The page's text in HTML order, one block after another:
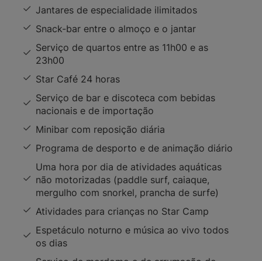
Jantares de especialidade ilimitados
Snack-bar entre o almoço e o jantar
Serviço de quartos entre as 11h00 e as
23h00
Star Café 24 horas
Serviço de bar e discoteca com bebidas
nacionais e de importação
Minibar com reposição diária
Programa de desporto e de animação diário
Uma hora por dia de atividades aquáticas
não motorizadas (paddle surf, caiaque,
mergulho com snorkel, prancha de surfe)
Atividades para crianças no Star Camp
Espetáculo noturno e música ao vivo todos
os dias